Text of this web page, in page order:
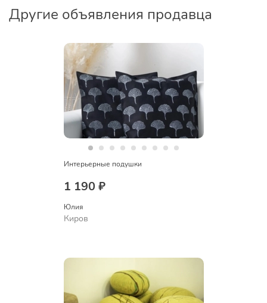
Другие объявления продавца
Интерьерные подушки
1 190 ₽
Юлия
Киров